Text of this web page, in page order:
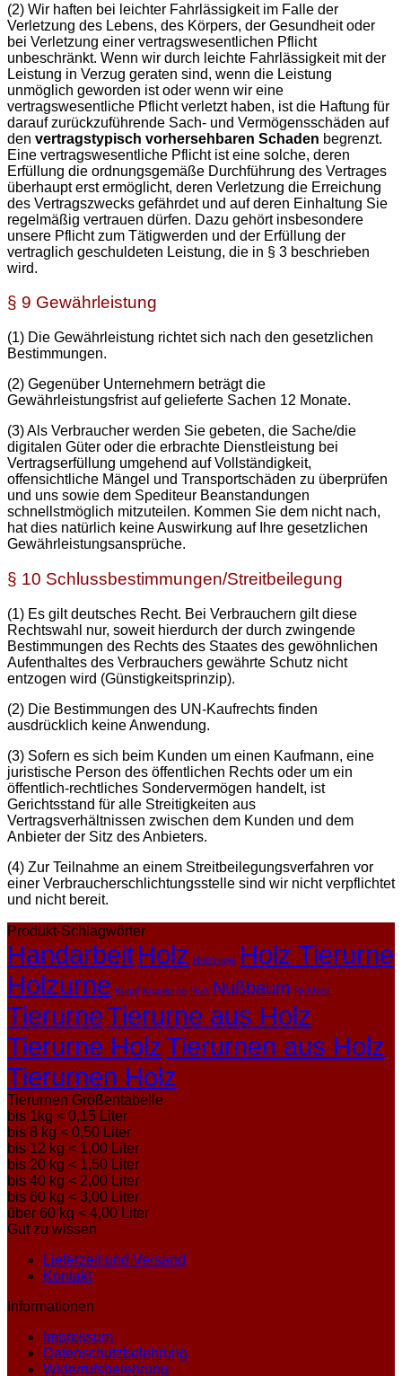
(2) Wir haften bei leichter Fahrlässigkeit im Falle der
Verletzung des Lebens, des Körpers, der Gesundheit oder
bei Verletzung einer vertragswesentlichen Pflicht
unbeschränkt. Wenn wir durch leichte Fahrlässigkeit mit der
Leistung in Verzug geraten sind, wenn die Leistung
unmöglich geworden ist oder wenn wir eine
vertragswesentliche Pflicht verletzt haben, ist die Haftung für
darauf zurückzuführende Sach- und Vermögensschäden auf
den vertragstypisch vorhersehbaren Schaden begrenzt.
Eine vertragswesentliche Pflicht ist eine solche, deren
Erfüllung die ordnungsgemäße Durchführung des Vertrages
überhaupt erst ermöglicht, deren Verletzung die Erreichung
des Vertragszwecks gefährdet und auf deren Einhaltung Sie
regelmäßig vertrauen dürfen. Dazu gehört insbesondere
unsere Pflicht zum Tätigwerden und der Erfüllung der
vertraglich geschuldeten Leistung, die in § 3 beschrieben
wird.
§ 9 Gewährleistung
(1) Die Gewährleistung richtet sich nach den gesetzlichen
Bestimmungen.
(2) Gegenüber Unternehmern beträgt die
Gewährleistungsfrist auf gelieferte Sachen 12 Monate.
(3) Als Verbraucher werden Sie gebeten, die Sache/die
digitalen Güter oder die erbrachte Dienstleistung bei
Vertragserfüllung umgehend auf Vollständigkeit,
offensichtliche Mängel und Transportschäden zu überprüfen
und uns sowie dem Spediteur Beanstandungen
schnellstmöglich mitzuteilen. Kommen Sie dem nicht nach,
hat dies natürlich keine Auswirkung auf Ihre gesetzlichen
Gewährleistungsansprüche.
§ 10 Schlussbestimmungen/Streitbeilegung
(1) Es gilt deutsches Recht. Bei Verbrauchern gilt diese
Rechtswahl nur, soweit hierdurch der durch zwingende
Bestimmungen des Rechts des Staates des gewöhnlichen
Aufenthaltes des Verbrauchers gewährte Schutz nicht
entzogen wird (Günstigkeitsprinzip).
(2) Die Bestimmungen des UN-Kaufrechts finden
ausdrücklich keine Anwendung.
(3) Sofern es sich beim Kunden um einen Kaufmann, eine
juristische Person des öffentlichen Rechts oder um ein
öffentlich-rechtliches Sondervermögen handelt, ist
Gerichtsstand für alle Streitigkeiten aus
Vertragsverhältnissen zwischen dem Kunden und dem
Anbieter der Sitz des Anbieters.
(4) Zur Teilnahme an einem Streitbeilegungsverfahren vor
einer Verbraucherschlichtungsstelle sind wir nicht verpflichtet
und nicht bereit.
Produkt-Schlagwörter
HandarbeitHolz Holzkugel Holz Tierurne
Holzurne Kugel Kugelurne Nuß Nußbaum Nußholz
TierurneTierurne aus Holz
Tierurne HolzTierurnen aus Holz
Tierurnen Holz
Tierurnen Größentabelle
bis 1kg < 0,15 Liter
bis 8 kg < 0,50 Liter
bis 12 kg < 1,00 Liter
bis 20 kg < 1,50 Liter
bis 40 kg < 2,00 Liter
bis 60 kg < 3,00 Liter
über 60 kg < 4,00 Liter
Gut zu wissen
Lieferzeit und Versand
Kontakt
Informationen
Impressum
Datenschutzbelehrung
Widerrufsbelehrung